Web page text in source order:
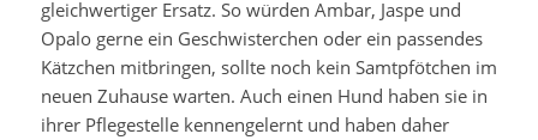
gleichwertiger Ersatz. So würden Ambar, Jaspe und
Opalo gerne ein Geschwisterchen oder ein passendes
Kätzchen mitbringen, sollte noch kein Samtpfötchen im
neuen Zuhause warten. Auch einen Hund haben sie in
ihrer Pflegestelle kennengelernt und haben daher